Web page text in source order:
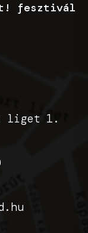
fesztivál
liget 1.